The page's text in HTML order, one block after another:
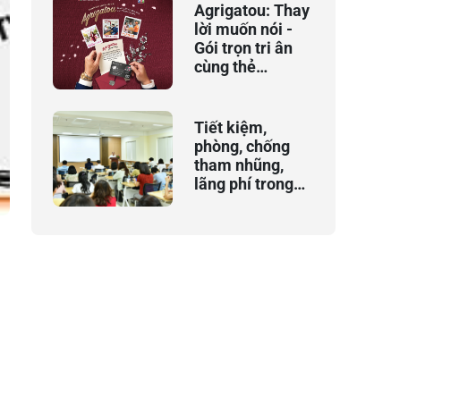
dưỡng chuyên
đề “An toàn vốn
và xếp hạng
ngân hàng
thương mại”
Agrigatou: Thay
lời muốn nói -
Gói trọn tri ân
cùng thẻ
Tiết kiệm,
phòng, chống
tham nhũng,
lãng phí trong